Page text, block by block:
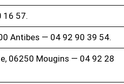
16 57.
Antibes — 04 92 90 39 54.
06250 Mougins — 04 92 28